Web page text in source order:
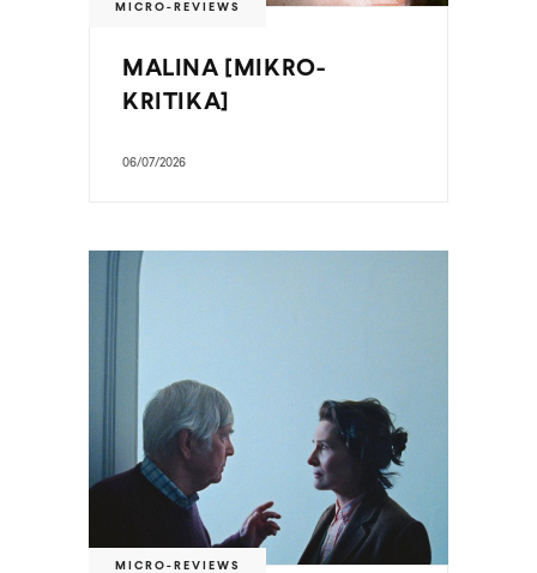
MICRO-REVIEWS
MALINA [MIKRO-
KRITIKA]
06/07/2026
MICRO-REVIEWS